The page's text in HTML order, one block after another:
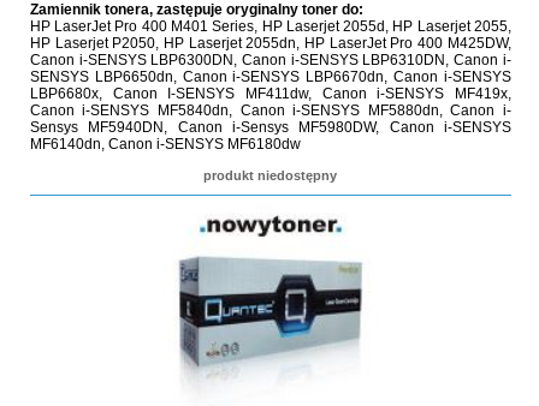
Zamiennik tonera, zastępuje oryginalny toner do:
HP LaserJet Pro 400 M401 Series, HP Laserjet 2055d, HP Laserjet 2055,
HP Laserjet P2050, HP Laserjet 2055dn, HP LaserJet Pro 400 M425DW,
Canon i-SENSYS LBP6300DN, Canon i-SENSYS LBP6310DN, Canon i-
SENSYS LBP6650dn, Canon i-SENSYS LBP6670dn, Canon i-SENSYS
LBP6680x, Canon I-SENSYS MF411dw, Canon i-SENSYS MF419x,
Canon i-SENSYS MF5840dn, Canon i-SENSYS MF5880dn, Canon i-
Sensys MF5940DN, Canon i-Sensys MF5980DW, Canon i-SENSYS
MF6140dn, Canon i-SENSYS MF6180dw
produkt niedostępny